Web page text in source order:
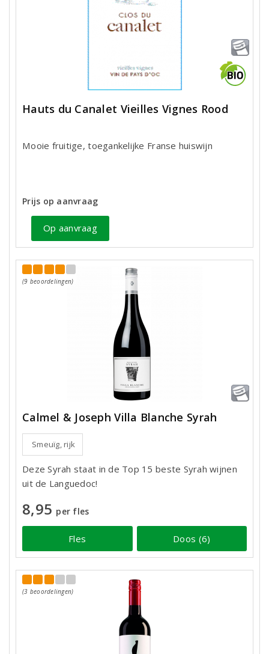
Hauts du Canalet Vieilles Vignes Rood
Mooie fruitige, toegankelijke Franse huiswijn
Prijs op aanvraag
Op aanvraag
(9 beoordelingen)
Calmel & Joseph Villa Blanche Syrah
Smeuïg, rijk
Deze Syrah staat in de Top 15 beste Syrah wijnen
uit de Languedoc!
8,95 per fles
Fles Doos (6)
(3 beoordelingen)